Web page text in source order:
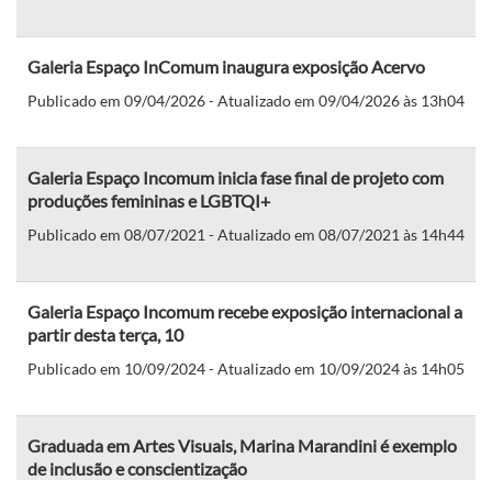
Galeria Espaço InComum inaugura exposição Acervo
Publicado em 09/04/2026 - Atualizado em 09/04/2026 às 13h04
Galeria Espaço Incomum inicia fase final de projeto com
produções femininas e LGBTQI+
Publicado em 08/07/2021 - Atualizado em 08/07/2021 às 14h44
Galeria Espaço Incomum recebe exposição internacional a
partir desta terça, 10
Publicado em 10/09/2024 - Atualizado em 10/09/2024 às 14h05
Graduada em Artes Visuais, Marina Marandini é exemplo
de inclusão e conscientização